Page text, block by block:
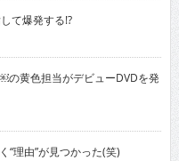
て爆発する!?
黄色担当がデビューDVDを発
理由”が見つかった(笑)